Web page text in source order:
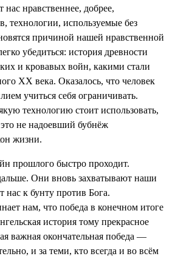
нас нравственнее, добрее,
технологии, используемые без
причиной нашей нравственной
убедиться: история древности
и кровавых войн, какими стали
XX века. Оказалось, что человек
учиться себя ограничивать.
технологию стоит использовать,
не надоевший бубнёж
жизни.
прошлого быстро проходит.
Они вновь захватывают наши
нас к бунту против Бога.
нам, что победа в конечном итоге
история тому прекрасное
важная окончательная победа —
и за теми, кто всегда и во всём